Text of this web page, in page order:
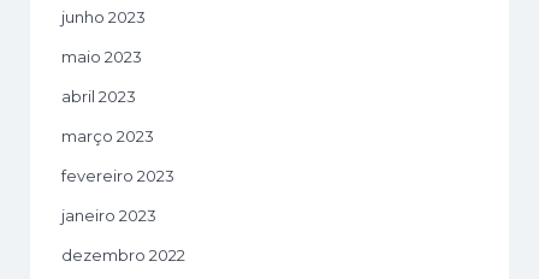
junho 2023
maio 2023
abril 2023
março 2023
fevereiro 2023
janeiro 2023
dezembro 2022